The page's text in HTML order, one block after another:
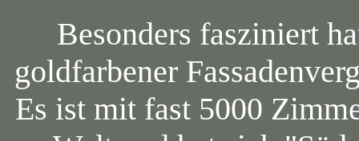
Besonders fasziniert
goldfarbener
Es ist mit fast 5000